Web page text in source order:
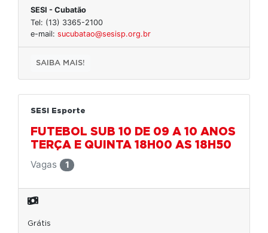
SESI - Cubatão
Tel: (13) 3365-2100
e-mail: sucubatao@sesisp.org.br
SAIBA MAIS!
SESI Esporte
FUTEBOL SUB 10 DE 09 A 10 ANOS
TERÇA E QUINTA 18H00 AS 18H50
Vagas
1
Grátis